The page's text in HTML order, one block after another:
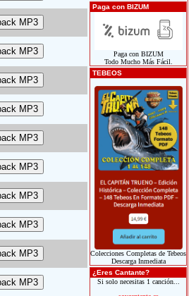
Paga con BIZUM
Paga con BIZUM
Todo Mucho Más Fácil.
TEBEOS
Colecciones Completas de Tebeos
Descarga Inmediata
¿Eres Cantante?
Si solo necesitas 1 canción...